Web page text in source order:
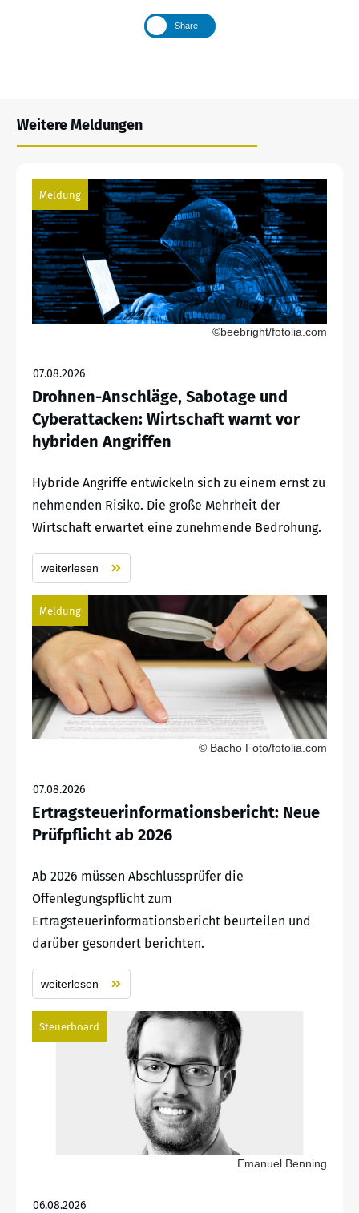
Share
Weitere Meldungen
Meldung
©beebright/fotolia.com
07.08.2026
Drohnen-Anschläge, Sabotage und
Cyberattacken: Wirtschaft warnt vor
hybriden Angriffen
Hybride Angriffe entwickeln sich zu einem ernst zu
nehmenden Risiko. Die große Mehrheit der
Wirtschaft erwartet eine zunehmende Bedrohung.
weiterlesen
Meldung
© Bacho Foto/fotolia.com
07.08.2026
Ertragsteuerinformationsbericht: Neue
Prüfpflicht ab 2026
Ab 2026 müssen Abschlussprüfer die
Offenlegungspflicht zum
Ertragsteuerinformationsbericht beurteilen und
darüber gesondert berichten.
weiterlesen
Steuerboard
Emanuel Benning
06.08.2026